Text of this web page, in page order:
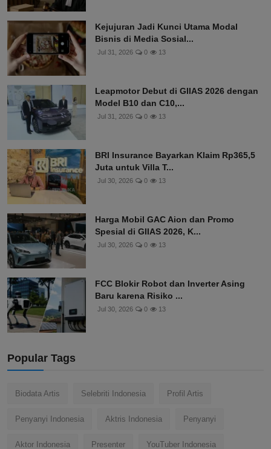
Kejujuran Jadi Kunci Utama Modal
Bisnis di Media Sosial...
Jul 31, 2026 0 13
Leapmotor Debut di GIIAS 2026 dengan
Model B10 dan C10,...
Jul 31, 2026 0 13
BRI Insurance Bayarkan Klaim Rp365,5
Juta untuk Villa T...
Jul 30, 2026 0 13
Harga Mobil GAC Aion dan Promo
Spesial di GIIAS 2026, K...
Jul 30, 2026 0 13
FCC Blokir Robot dan Inverter Asing
Baru karena Risiko ...
Jul 30, 2026 0 13
Popular Tags
Biodata Artis Selebriti Indonesia Profil Artis
Penyanyi Indonesia Aktris Indonesia Penyanyi
Aktor Indonesia Presenter YouTuber Indonesia